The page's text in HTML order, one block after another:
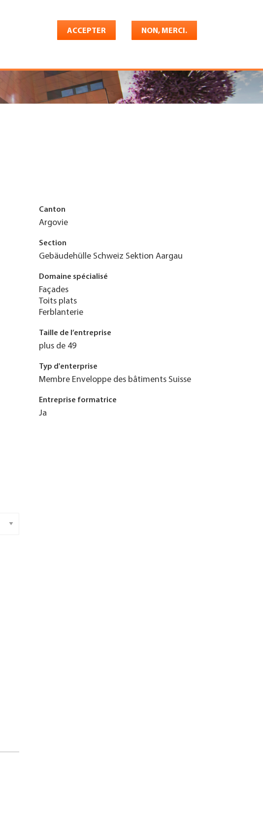
ACCEPTER NON, MERCI.
Shop Konto Français
Canton
Argovie
Section
Gebäudehülle Schweiz Sektion Aargau
Domaine spécialisé
Façades
Toits plats
Ferblanterie
Taille de l’entreprise
plus de 49
Typ d'enterprise
Membre Enveloppe des bâtiments Suisse
Entreprise formatrice
Ja